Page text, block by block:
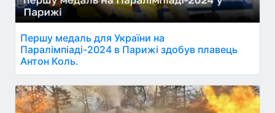
Першу медаль для України на
Паралімпіаді-2024 в Парижі здобув плавець
Антон Коль.